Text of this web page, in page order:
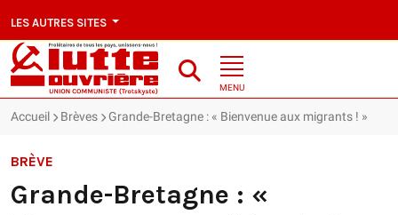
LES AUTRES SITES
MENU
Accueil Brèves Grande-Bretagne : « Bienvenue aux migrants ! »
BRÈVE
Grande-Bretagne : «